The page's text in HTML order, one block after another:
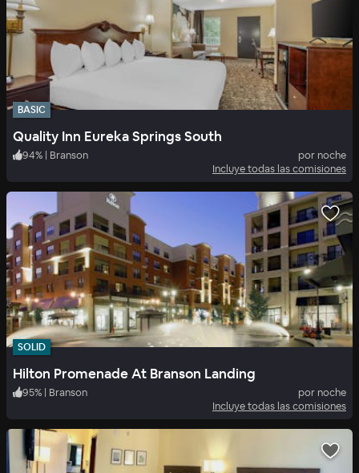
BASIC
Quality Inn Eureka Springs South
94% | Branson
por noche
Incluye todas las comisiones
SOLID
Hilton Promenade At Branson Landing
95% | Branson
por noche
Incluye todas las comisiones